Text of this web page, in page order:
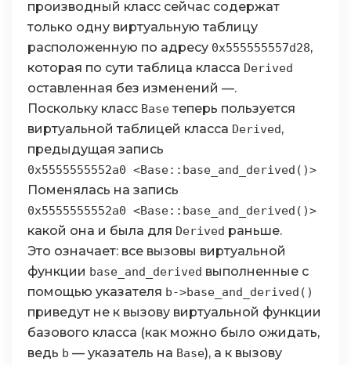
производный класс сейчас содержат
только одну виртуальную таблицу
расположенную по адресу 0x555555557d28,
которая по сути таблица класса Derived
оставленная без изменений —.
Поскольку класс Base теперь пользуется
виртуальной таблицей класса Derived,
предыдущая запись
0x5555555552a0 <Base::base_and_derived()>
Поменялась на запись
0x5555555552a0 <Base::base_and_derived()>
какой она и была для Derived раньше.
Это означает: все вызовы виртуальной
функции base_and_derived выполненные с
помощью указателя b->base_and_derived()
приведут не к вызову виртуальной функции
базового класса (как можно было ожидать,
ведь b — указатель на Base), а к вызову